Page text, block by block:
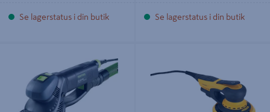
Se lagerstatus i din butik Se lagerstatus i din butik